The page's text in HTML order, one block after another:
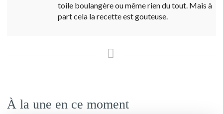
toile boulangère ou même rien du tout. Mais à
part cela la recette est gouteuse.
À la une en ce moment